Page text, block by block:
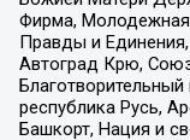
Фирма,
Правды и Единения,
Автоград Крю,
республика Русь,
Башкорт, Нация и